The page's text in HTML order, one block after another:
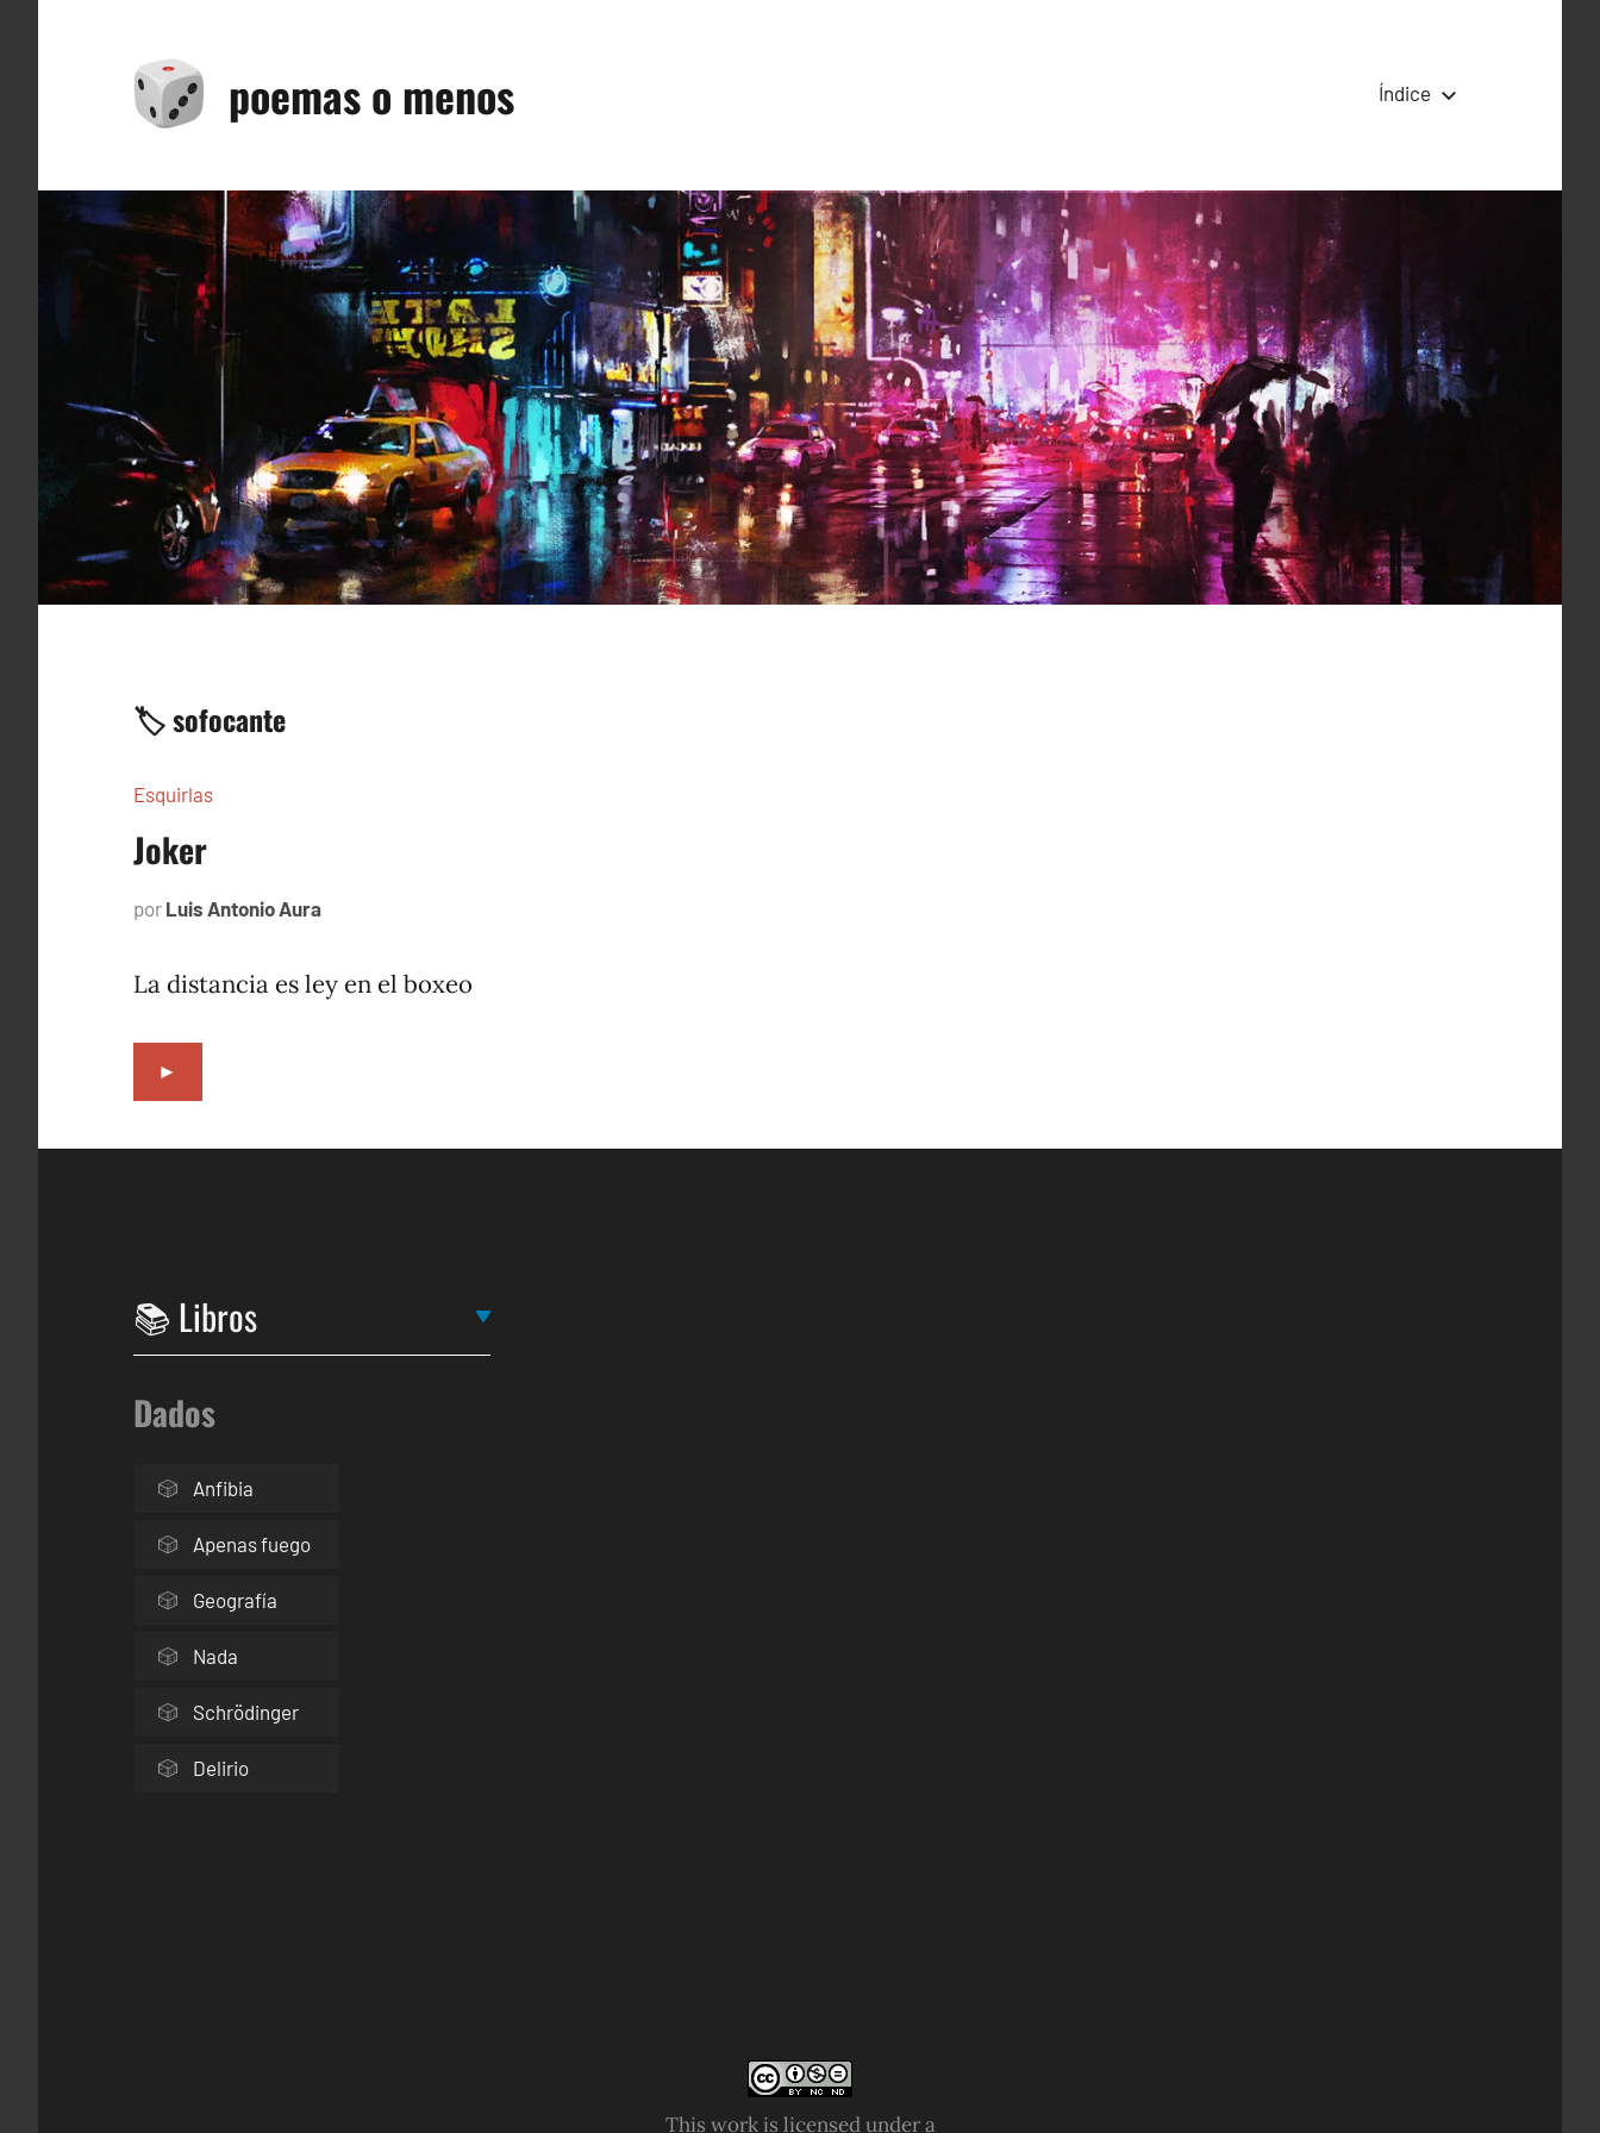
poemas o menos Índice
🏷️ sofocante
Esquirlas
Joker
por Luis Antonio Aura
2023
La distancia es ley en el boxeo
►
Dados
Anfibia
Apenas fuego
Geografía
Nada
Schrödinger
Delirio
This work is licensed under a